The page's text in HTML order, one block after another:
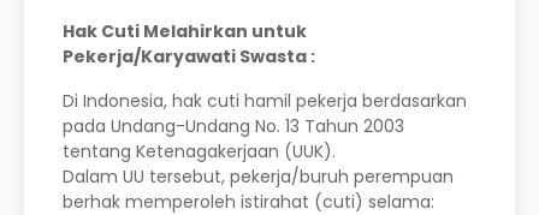
Hak Cuti Melahirkan untuk
Pekerja/Karyawati Swasta :
Di Indonesia, hak cuti hamil pekerja berdasarkan
pada Undang-Undang No. 13 Tahun 2003
tentang Ketenagakerjaan (UUK).
Dalam UU tersebut, pekerja/buruh perempuan
berhak memperoleh istirahat (cuti) selama: